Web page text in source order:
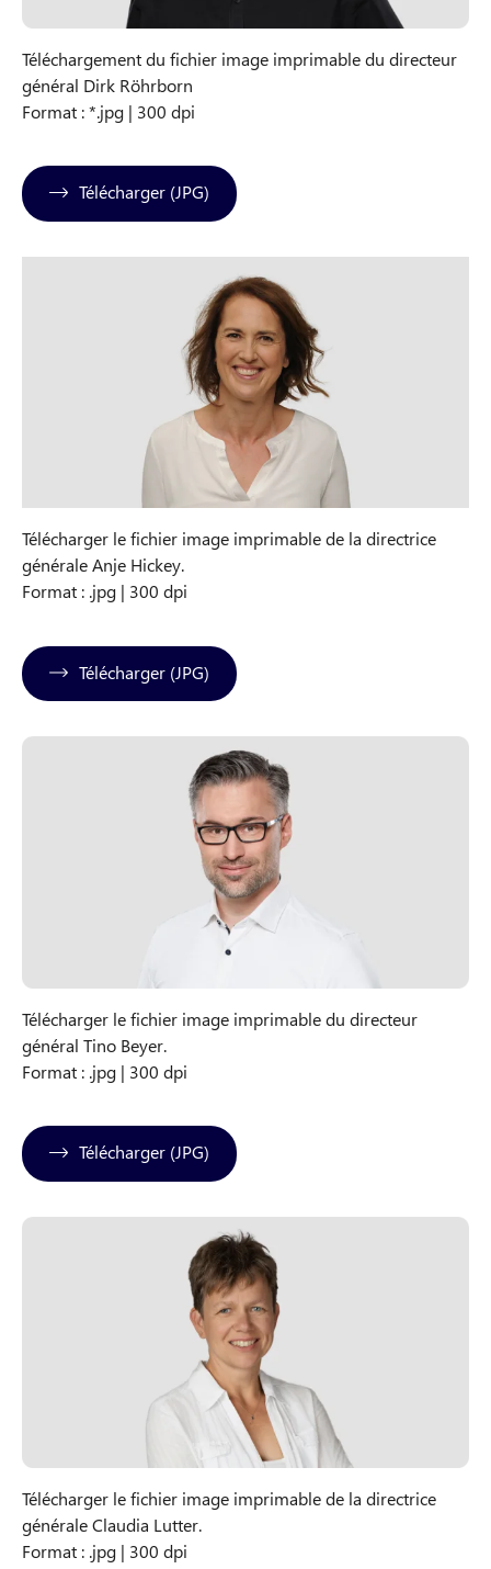
Téléchargement du fichier image imprimable du directeur
général Dirk Röhrborn
Format : *.jpg | 300 dpi
Télécharger (JPG)
Télécharger le fichier image imprimable de la directrice
générale Anje Hickey.
Format : .jpg | 300 dpi
Télécharger (JPG)
Télécharger le fichier image imprimable du directeur
général Tino Beyer.
Format : .jpg | 300 dpi
Télécharger (JPG)
Télécharger le fichier image imprimable de la directrice
générale Claudia Lutter.
Format : .jpg | 300 dpi